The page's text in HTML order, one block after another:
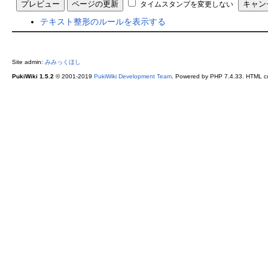
タイムスタンプを変更しない
テキスト整形のルールを表示する
Site admin: みみっくほし
PukiWiki 1.5.2 © 2001-2019 PukiWiki Development Team. Powered by PHP 7.4.33. HTML